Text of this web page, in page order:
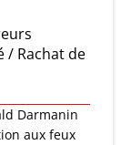
/ Rachat de
Darmanin
aux feux